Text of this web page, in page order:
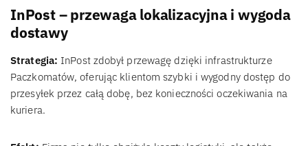
InPost – przewaga lokalizacyjna i wygoda
dostawy
Strategia: InPost zdobył przewagę dzięki infrastrukturze
Paczkomatów, oferując klientom szybki i wygodny dostęp do
przesyłek przez całą dobę, bez konieczności oczekiwania na
kuriera.